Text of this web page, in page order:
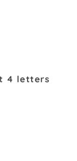
4 letters